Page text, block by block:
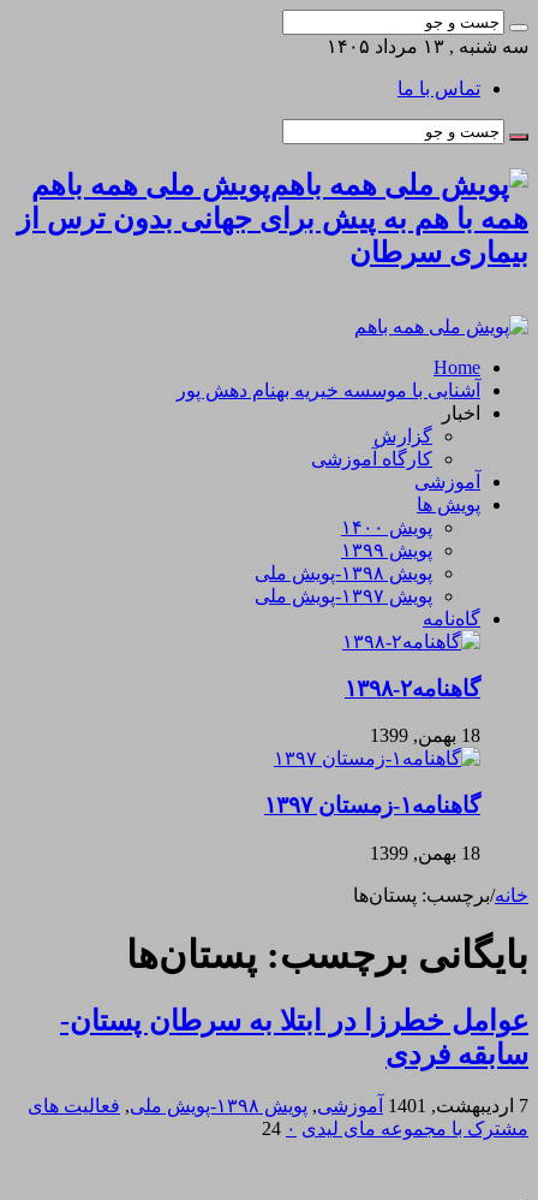
سه شنبه , ۱۳ مرداد ۱۴۰۵
تماس با ما
پویش ملی همه باهم
همه با هم به پیش برای جهانی بدون ترس از
بیماری سرطان
Home
آشنایی با موسسه خیریه بهنام دهش پور
اخبار
گزارش
کارگاه آموزشی
آموزشی
پویش ها
پویش ۱۴۰۰
پویش ۱۳۹۹
پویش ۱۳۹۸-پویش ملی
پویش ۱۳۹۷-پویش ملی
گاه‌نامه
گاهنامه۲-۱۳۹۸
18 بهمن, 1399
گاهنامه۱-زمستان ۱۳۹۷
18 بهمن, 1399
خانه/برچسب: پستان‌ها
بایگانی برچسب: پستان‌ها
عوامل خطرزا در ابتلا به سرطان پستان-
سابقه فردی
7 اردیبهشت, 1401 آموزشی, پویش ۱۳۹۸-پویش ملی , فعالیت های
مشترک با مجموعه مای لیدی ۰ 24